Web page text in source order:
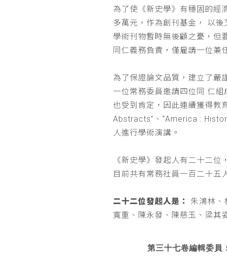
為了使《新史學》有穩固的經
多萬元，作為創刊基金， 以
學術刊物暫時無後顧之憂，但
同仁義務負責，僅雇請一位兼
為了保證論文品質，建立了嚴
一位常務委員邀請四位同 仁
也受到肯定，因此連續獲得教
Abstracts”、“America :
人進行學術演講。
《新史學》發起人有二十二
目前共有常務社員一百二十五
二十二位發起人是：
朱鴻林、
寬重、陳永發、陳慈玉、梁其
第三十七卷編輯委員：